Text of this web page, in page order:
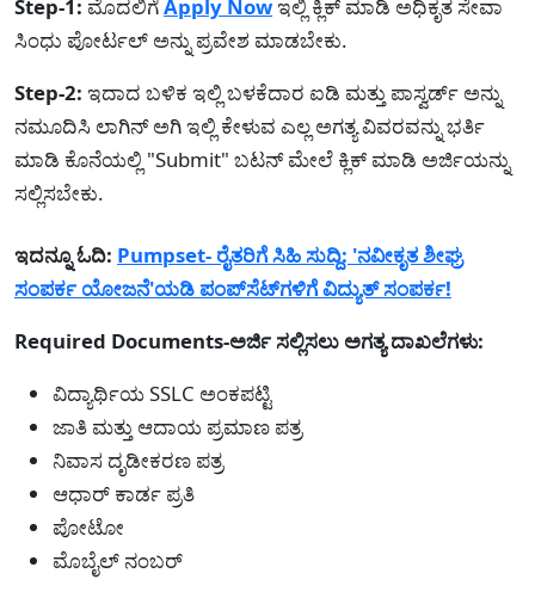
Step-1: ಮೊದಲಿಗೆApply Nowಇಲ್ಲಿ ಕ್ಲಿಕ್ ಮಾಡಿ ಅಧಿಕೃತ ಸೇವಾ
ಸಿಂಧು ಪೋರ್ಟಲ್ ಅನ್ನು ಪ್ರವೇಶ ಮಾಡಬೇಕು.
Step-2: ಇದಾದ ಬಳಿಕ ಇಲ್ಲಿ ಬಳಕೆದಾರ ಐಡಿ ಮತ್ತು ಪಾಸ್ವರ್ಡ್ ಅನ್ನು
ನಮೂದಿಸಿ ಲಾಗಿನ್ ಅಗಿ ಇಲ್ಲಿ ಕೇಳುವ ಎಲ್ಲ ಅಗತ್ಯ ವಿವರವನ್ನು ಭರ್ತಿ
ಮಾಡಿ ಕೊನೆಯಲ್ಲಿ "Submit" ಬಟನ್ ಮೇಲೆ ಕ್ಲಿಕ್ ಮಾಡಿ ಅರ್ಜಿಯನ್ನು
ಸಲ್ಲಿಸಬೇಕು.
ಇದನ್ನೂ ಓದಿ: Pumpset- ರೈತರಿಗೆ ಸಿಹಿ ಸುದ್ದಿ: 'ನವೀಕೃತ ಶೀಘ್ರ
ಸಂಪರ್ಕ ಯೋಜನೆ'ಯಡಿ ಪಂಪ್‌ಸೆಟ್‌ಗಳಿಗೆ ವಿದ್ಯುತ್ ಸಂಪರ್ಕ!
Required Documents-ಅರ್ಜಿ ಸಲ್ಲಿಸಲು ಅಗತ್ಯ ದಾಖಲೆಗಳು:
ವಿದ್ಯಾರ್ಥಿಯ SSLC ಅಂಕಪಟ್ಟಿ
ಜಾತಿ ಮತ್ತು ಆದಾಯ ಪ್ರಮಾಣ ಪತ್ರ
ನಿವಾಸ ದೃಡೀಕರಣ ಪತ್ರ
ಆಧಾರ್ ಕಾರ್ಡ ಪ್ರತಿ
ಪೋಟೋ
ಮೊಬೈಲ್ ನಂಬರ್